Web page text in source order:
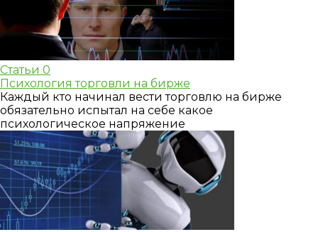
Статьи 0
Психология торговли на бирже
Каждый кто начинал вести торговлю на бирже
обязательно испытал на себе какое
психологическое напряжение